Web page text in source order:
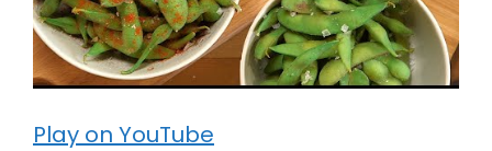
Play on YouTube